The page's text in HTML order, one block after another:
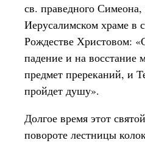
св. праведного
Иерусалимском храме в
Рождестве Христовом:
падение и на восстание
предмет пререканий, и
пройдет душу».
Долгое время этот
повороте лестницы